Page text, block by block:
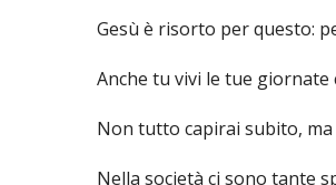
Gesù è risorto per questo:
Anche tu vivi le tue giornate
Non tutto capirai subito, ma
Nella società ci sono tante